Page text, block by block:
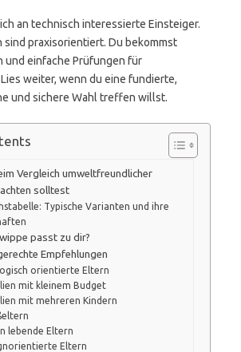
an technisch interessierte Einsteiger.
sind praxisorientiert. Du bekommst
und einfache Prüfungen für
weiter, wenn du eine fundierte,
und sichere Wahl treffen willst.
Vergleich umweltfreundlicher
solltest
Typische Varianten und ihre
passt zu dir?
Empfehlungen
orientierte Eltern
mit kleinem Budget
mit mehreren Kindern
lebende Eltern
Eltern